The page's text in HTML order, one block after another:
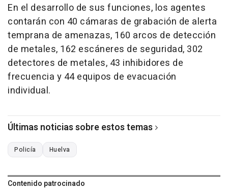
En el desarrollo de sus funciones, los agentes
contarán con 40 cámaras de grabación de alerta
temprana de amenazas, 160 arcos de detección
de metales, 162 escáneres de seguridad, 302
detectores de metales, 43 inhibidores de
frecuencia y 44 equipos de evacuación
individual.
Últimas noticias sobre estos temas
Policía Huelva
Contenido patrocinado